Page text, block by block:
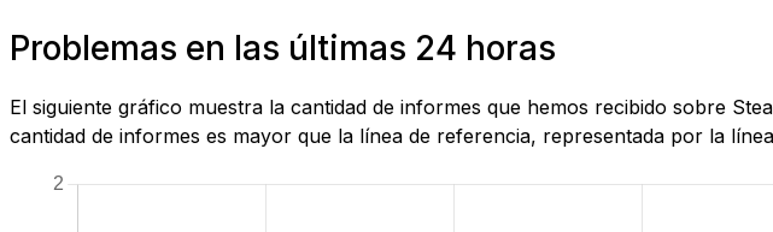
Problemas en las últimas 24 horas
El siguiente gráfico muestra la cantidad de informes que hemos recibido sobre
cantidad de informes es mayor que la línea de referencia, representada por la